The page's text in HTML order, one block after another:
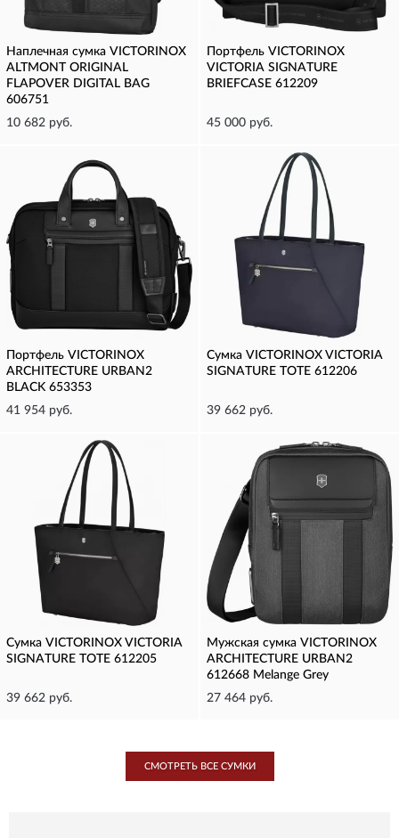
Наплечная сумка VICTORINOX
ALTMONT ORIGINAL
FLAPOVER DIGITAL BAG
606751
10 682 руб.
Портфель VICTORINOX
VICTORIA SIGNATURE
BRIEFCASE 612209
45 000 руб.
Портфель VICTORINOX
ARCHITECTURE URBAN2
BLACK 653353
41 954 руб.
Сумка VICTORINOX VICTORIA
SIGNATURE TOTE 612206
39 662 руб.
Сумка VICTORINOX VICTORIA
SIGNATURE TOTE 612205
39 662 руб.
Мужская сумка VICTORINOX
ARCHITECTURE URBAN2
612668 Melange Grey
27 464 руб.
СМОТРЕТЬ ВСЕ СУМКИ